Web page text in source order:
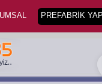
PREFABRİK